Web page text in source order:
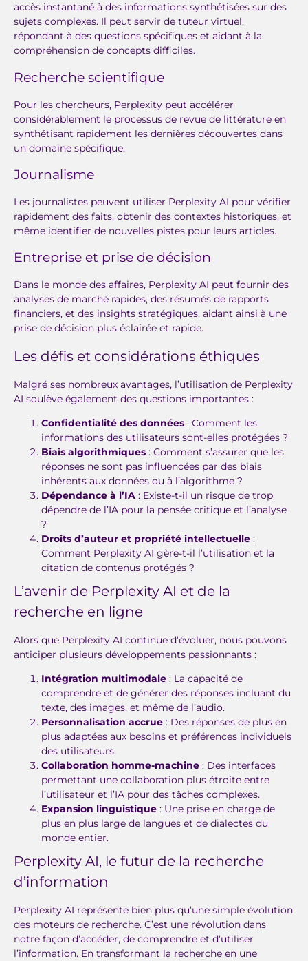
accès instantané à des informations synthétisées sur des
sujets complexes. Il peut servir de tuteur virtuel,
répondant à des questions spécifiques et aidant à la
compréhension de concepts difficiles.
Recherche scientifique
Pour les chercheurs, Perplexity peut accélérer
considérablement le processus de revue de littérature en
synthétisant rapidement les dernières découvertes dans
un domaine spécifique.
Journalisme
Les journalistes peuvent utiliser Perplexity AI pour vérifier
rapidement des faits, obtenir des contextes historiques, et
même identifier de nouvelles pistes pour leurs articles.
Entreprise et prise de décision
Dans le monde des affaires, Perplexity AI peut fournir des
analyses de marché rapides, des résumés de rapports
financiers, et des insights stratégiques, aidant ainsi à une
prise de décision plus éclairée et rapide.
Les défis et considérations éthiques
Malgré ses nombreux avantages, l’utilisation de Perplexity
AI soulève également des questions importantes :
Confidentialité des données : Comment les
informations des utilisateurs sont-elles protégées ?
Biais algorithmiques : Comment s’assurer que les
réponses ne sont pas influencées par des biais
inhérents aux données ou à l’algorithme ?
Dépendance à l’IA : Existe-t-il un risque de trop
dépendre de l’IA pour la pensée critique et l’analyse
?
Droits d’auteur et propriété intellectuelle :
Comment Perplexity AI gère-t-il l’utilisation et la
citation de contenus protégés ?
L’avenir de Perplexity AI et de la
recherche en ligne
Alors que Perplexity AI continue d’évoluer, nous pouvons
anticiper plusieurs développements passionnants :
Intégration multimodale : La capacité de
comprendre et de générer des réponses incluant du
texte, des images, et même de l’audio.
Personnalisation accrue : Des réponses de plus en
plus adaptées aux besoins et préférences individuels
des utilisateurs.
Collaboration homme-machine : Des interfaces
permettant une collaboration plus étroite entre
l’utilisateur et l’IA pour des tâches complexes.
Expansion linguistique : Une prise en charge de
plus en plus large de langues et de dialectes du
monde entier.
Perplexity AI, le futur de la recherche
d’information
Perplexity AI représente bien plus qu’une simple évolution
des moteurs de recherche. C’est une révolution dans
notre façon d’accéder, de comprendre et d’utiliser
l’information. En transformant la recherche en une